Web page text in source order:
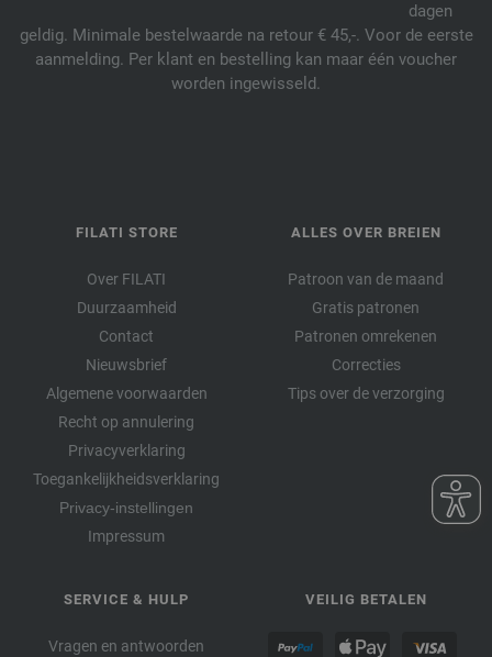
dagen
geldig. Minimale bestelwaarde na retour € 45,-. Voor de eerste
aanmelding. Per klant en bestelling kan maar één voucher
worden ingewisseld.
FILATI STORE
Over FILATI
Duurzaamheid
Contact
Nieuwsbrief
Algemene voorwaarden
Recht op annulering
Privacyverklaring
Toegankelijkheidsverklaring
Privacy-instellingen
Impressum
ALLES OVER BREIEN
Patroon van de maand
Gratis patronen
Patronen omrekenen
Correcties
Tips over de verzorging
SERVICE & HULP
Vragen en antwoorden
VEILIG BETALEN